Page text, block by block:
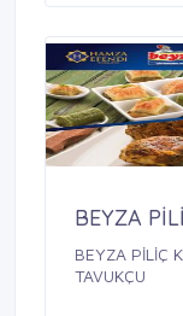
BEYZA
BEYZA PİLİÇ
TAVUKÇU